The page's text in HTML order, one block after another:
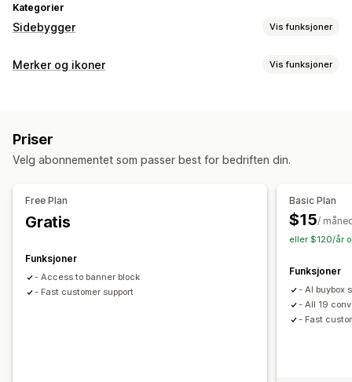
Kategorier
Sidebygger Vis funksjoner
Sidetyper
Redigeringsverktøy
Kodebiter
AI-generering Mobilresponsiv Analyse
Merker og ikoner Vis funksjoner
Salgsbanner
Garanti
Tilpasset tekst
Mobilresponsiv
Ikonposisjon
Handlekurvside
Hovedseksjon
Priser
Velg abonnementet som passer best for bedriften din.
Free Plan
Gratis
Funksjoner
- Access to banner block
- Fast customer support
Basic Plan
$15/
eller $120/år
Funksjoner
- AI buybox
- All 19
- Fast